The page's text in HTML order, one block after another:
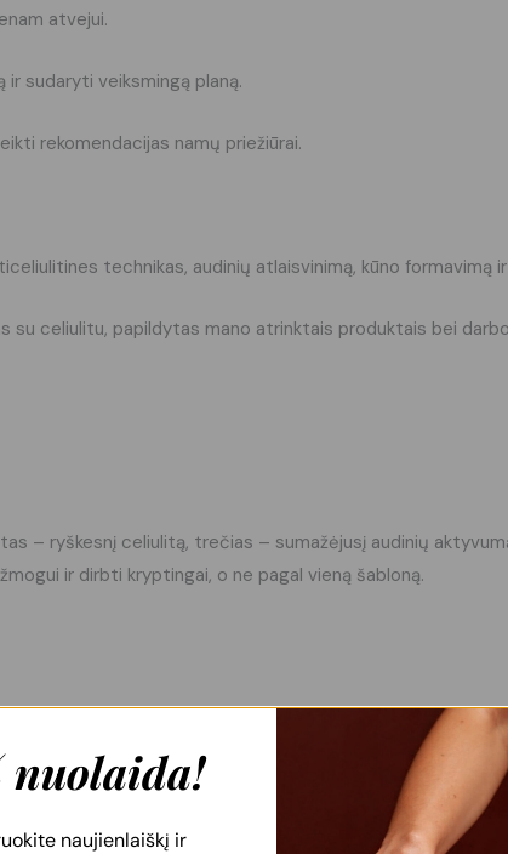
atvejui.
ir sudaryti veiksmingą planą.
rekomendacijas namų priežiūrai.
technikas, audinių atlaisvinimą, kūno formavimą
su celiulitu, papildytas mano atrinktais produktais bei
– ryškesnį celiulitą, trečias – sumažėjusį audinių
ir dirbti kryptingai, o ne pagal vieną šabloną.
nuolaida!
naujienlaiškį ir